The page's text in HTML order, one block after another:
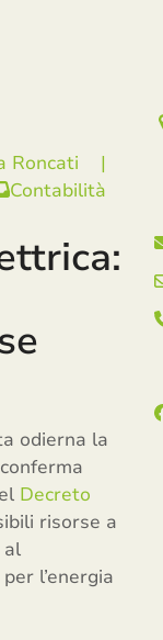
Roncati
|
Contabilità
odierna la
Decreto
risorse a
al
l’energia